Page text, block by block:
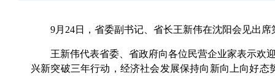
9月24日，省委副书记、省长王新伟在沈阳会见出席
王新伟代表省委、省政府向各位民营企业家表示欢迎
兴新突破三年行动，经济社会发展保持向新向上向好